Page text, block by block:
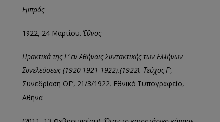
Εμπρός
1922, 24 Μαρτίου. Έθνος
Πρακτικά της Γ’ εν Αθήναις Συντακτικής των Ελλήνων
Συνελεύσεως (1920-1921-1922).(1922). Τεύχος Γ’,
Συνεδρίαση ΟΓ’, 21/3/1922, Εθνικό Τυπογραφείο,
Αθήνα